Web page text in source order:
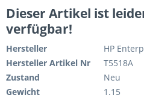
Dieser Artikel ist
verfügbar!
Hersteller
HP
Hersteller Artikel Nr
T5518A
Zustand
Neu
Gewicht
1.15